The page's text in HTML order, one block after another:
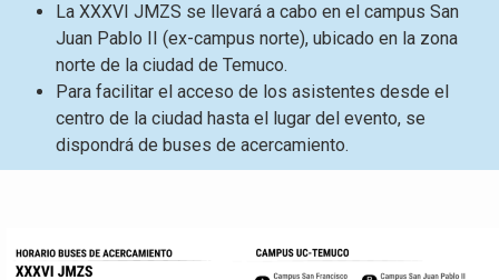
La XXXVI JMZS se llevará a cabo en el campus San
Juan Pablo II (ex-campus norte), ubicado en la zona
norte de la ciudad de Temuco.
Para facilitar el acceso de los asistentes desde el
centro de la ciudad hasta el lugar del evento, se
dispondrá de buses de acercamiento.